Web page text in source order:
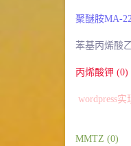
聚醚胺MA-
苯基丙烯酸
丙烯酸钾 (0)
wordpress
MMTZ (0)